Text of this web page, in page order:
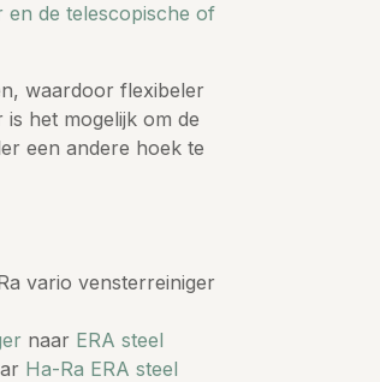
en de telescopische of
waardoor flexibeler
het mogelijk om de
een andere hoek te
vario vensterreiniger
naar ERA steel
Ha-Ra ERA steel